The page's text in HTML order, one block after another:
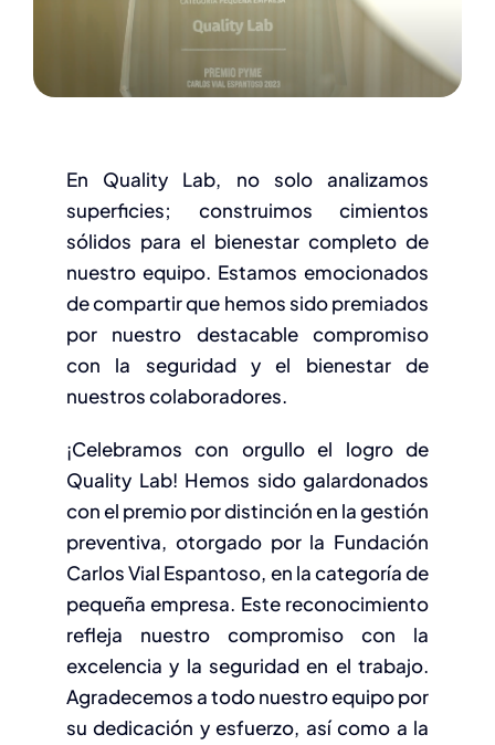
En Quality Lab, no solo analizamos
superficies; construimos cimientos
sólidos para el bienestar completo de
nuestro equipo. Estamos emocionados
de compartir que hemos sido premiados
por nuestro destacable compromiso
con la seguridad y el bienestar de
nuestros colaboradores.
¡Celebramos con orgullo el logro de
Quality Lab! Hemos sido galardonados
con el premio por distinción en la gestión
preventiva, otorgado por la Fundación
Carlos Vial Espantoso, en la categoría de
pequeña empresa. Este reconocimiento
refleja nuestro compromiso con la
excelencia y la seguridad en el trabajo.
Agradecemos a todo nuestro equipo por
su dedicación y esfuerzo, así como a la